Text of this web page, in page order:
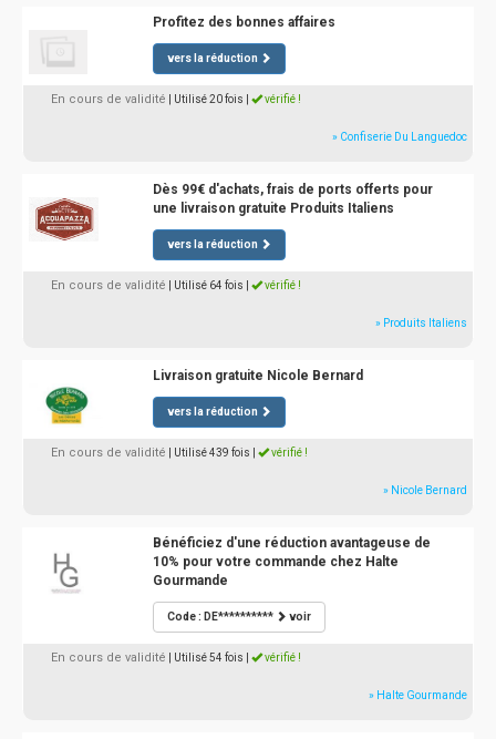
Profitez des bonnes affaires
vers la réduction
En cours de validité | Utilisé 20 fois vérifié !
» Confiserie Du Languedoc
Dès 99€ d'achats, frais de ports offerts pour
une livraison gratuite Produits Italiens
vers la réduction
En cours de validité | Utilisé 64 fois vérifié !
» Produits Italiens
Livraison gratuite Nicole Bernard
vers la réduction
En cours de validité | Utilisé 439 fois vérifié !
» Nicole Bernard
Bénéficiez d'une réduction avantageuse de
10% pour votre commande chez Halte
Gourmande
Code : DE********** voir
En cours de validité | Utilisé 54 fois vérifié !
» Halte Gourmande